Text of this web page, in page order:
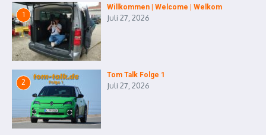
1
Willkommen | Welcome | Welkom
Juli 27, 2026
2
Tom Talk Folge 1
Juli 27, 2026